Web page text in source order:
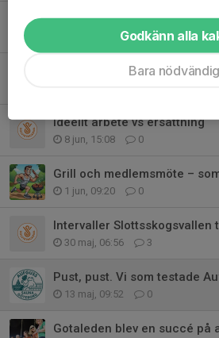
50 % rabatt Folksam Grand
21 jun, 13:20 0
Ideellt arbete vs ersättning
8 jun, 15:08 0
Grill och medlemsmöte –
1 jun, 09:20 0
Intervaller Slottsskogsvallen
30 maj, 06:56 3
Pust, pust. Vi som testade
13 maj, 09:52 0
Gotaleden blev en succé på
Godkänn alla
Bara